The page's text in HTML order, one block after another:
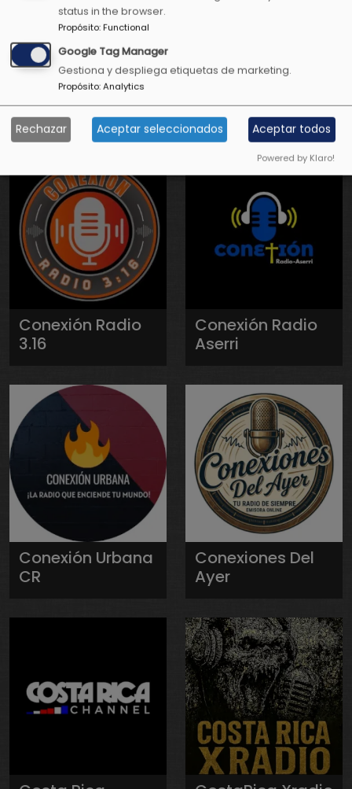
Conexión
Positiva Radio
Conexión
Televisión
Conexión Radio
3.16
Conexión Radio
Aserri
Conexión Urbana
CR
Conexiones Del
Ayer
status in the browser.
Propósito:Functional
Google Tag Manager
Gestiona y despliega etiquetas de marketing.
Propósito:Analytics
Rechazar Aceptar seleccionados Aceptar todos
Powered by Klaro!